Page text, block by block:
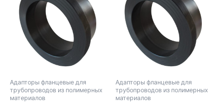
Адапторы фланцевые для
трубопроводов из полимерных
материалов
Адапторы фланцевые для
трубопроводов из полимерных
материалов